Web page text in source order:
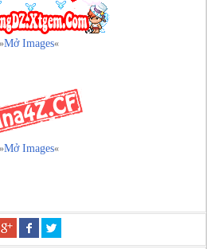
»Mở Images«
»Mở Images«